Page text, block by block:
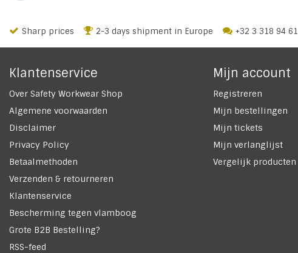
Sharp prices 2-3 days shipment in Europe +32 3 318 94 61
Klantenservice
Over Safety Workwear Shop
Algemene voorwaarden
Disclaimer
Privacy Policy
Betaalmethoden
Verzenden & retourneren
Klantenservice
Bescherming tegen vlamboog
Grote B2B Bestelling?
RSS-feed
Mijn account
Registreren
Mijn bestellingen
Mijn tickets
Mijn verlanglijst
Vergelijk producten